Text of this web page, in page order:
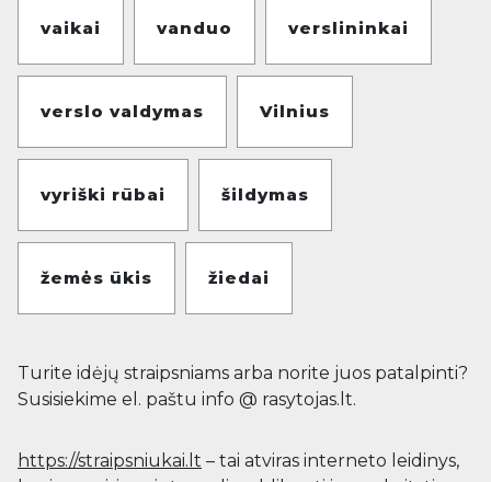
vaikai vanduo verslininkai
verslo valdymas Vilnius
vyriški rūbai šildymas
žemės ūkis žiedai
Turite idėjų straipsniams arba norite juos patalpinti?
Susisiekime el. paštu info @ rasytojas.lt.
https://straipsniukai.lt – tai atviras interneto leidinys,